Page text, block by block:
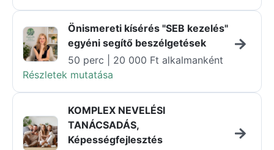
Önismereti kísérés "SEB kezelés"
egyéni segítő beszélgetések
50 perc | 20 000 Ft alkalmanként
Részletek mutatása
KOMPLEX NEVELÉSI
TANÁCSADÁS,
Képességfejlesztés